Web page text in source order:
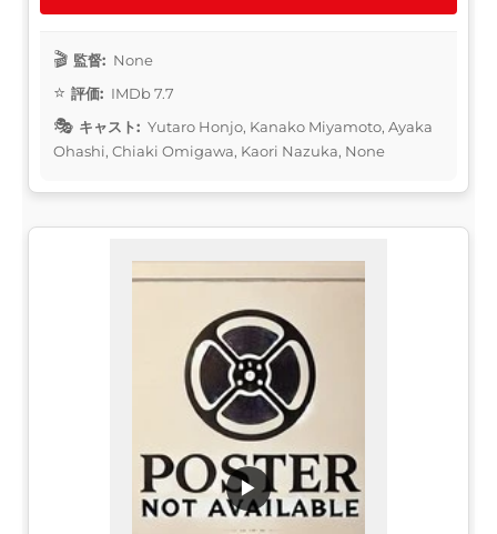
監督: None
評価: IMDb 7.7
キャスト: Yutaro Honjo, Kanako Miyamoto, Ayaka
Ohashi, Chiaki Omigawa, Kaori Nazuka, None
▶